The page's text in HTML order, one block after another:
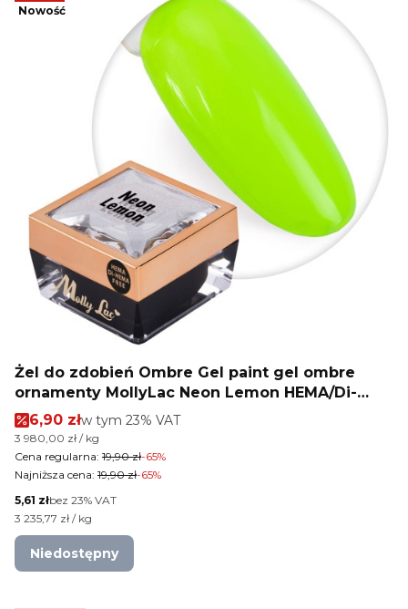
Nowość
Żel do zdobień Ombre Gel paint gel ombre
ornamenty MollyLac Neon Lemon HEMA/Di-
HEMA Free Nr 3 5g
Cena promocyjna brutto
6,90 złw tym %s VAT
w tym 23% VAT
Cena jednostkowa brutto
3 980,00 zł / kg
Cena regularna: 19,90 zł-65%
Najniższa cena: 19,90 zł-65%
Cena netto
5,61 złbez 23% VAT
Cena jednostkowa netto
3 235,77 zł / kg
Niedostępny